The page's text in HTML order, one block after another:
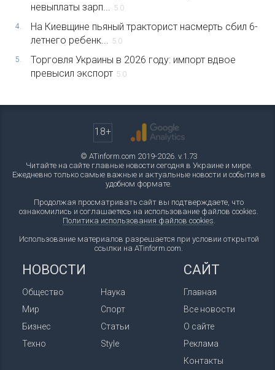
невыплаты зарп...
5.0
4.
На Киевщине пьяный тракторист насмерть сбил 6-
летнего ребенк...
5.0
5.
Торговля Украины в 2026 году: импорт вдвое
превысил экспорт 5.0
18+
© ATinform.com 2019-2026. v.1.73
Читайте на сайте главные новости сегодня в Украине и мире.
Ежедневно только самые важные и актуальные новости и события в
удобном формате.
Продолжая просматривать сайт вы подтверждаете, что
ознакомились и соглашаетесь на использование файлов cookies.
Политика использования файлов cookies
Использование материалов разрешается при условии открытой
ссылки на ATinform.com.
НОВОСТИ
Общество
Мир
Бизнес
Техно
Наука
Спорт
Статьи
Style
САЙТ
Главная
Все новости
О сайте
Реклама
Контакты